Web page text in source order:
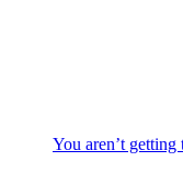
You aren’t